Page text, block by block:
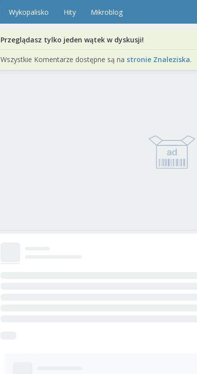
Wykopalisko Hity Mikroblog
Przeglądasz tylko jeden wątek w dyskusji!
Wszystkie Komentarze dostępne są na stronie Znaleziska.